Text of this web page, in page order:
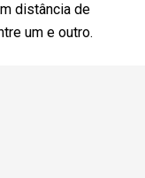
distância de
um e outro.